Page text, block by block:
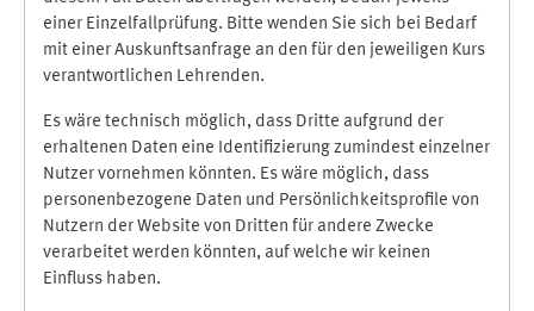
einer Einzelfallprüfung. Bitte wenden Sie sich bei Bedarf
mit einer Auskunftsanfrage an den für den jeweiligen Kurs
verantwortlichen Lehrenden.
Es wäre technisch möglich, dass Dritte aufgrund der
erhaltenen Daten eine Identifizierung zumindest einzelner
Nutzer vornehmen könnten. Es wäre möglich, dass
personenbezogene Daten und Persönlichkeitsprofile von
Nutzern der Website von Dritten für andere Zwecke
verarbeitet werden könnten, auf welche wir keinen
Einfluss haben.